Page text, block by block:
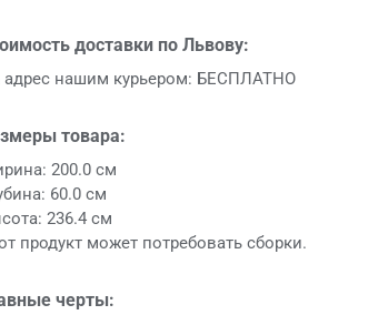
доставки по Львову:
адрес нашим курьером: БЕСПЛАТНО
товара:
200.0 см
60.0 см
236.4 см
продукт может потребовать сборки.
черты: